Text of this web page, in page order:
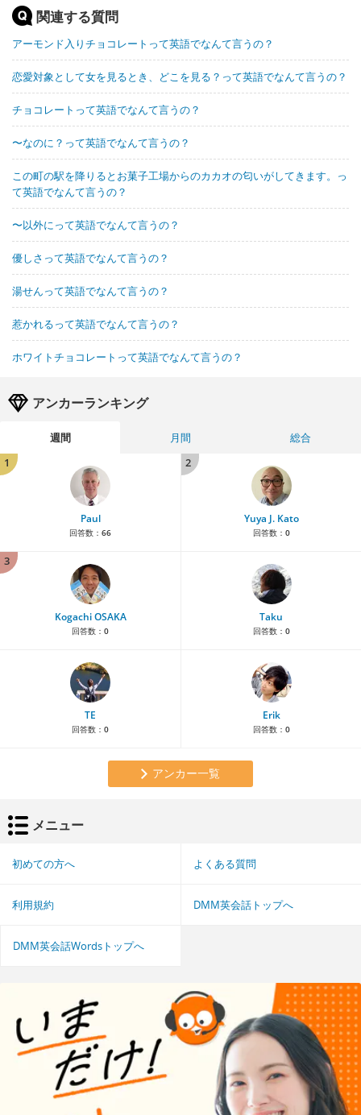
関連する質問
アーモンド入りチョコレートって英語でなんて言うの？
恋愛対象として女を見るとき、どこを見る？って英語でなんて言うの？
チョコレートって英語でなんて言うの？
〜なのに？って英語でなんて言うの？
この町の駅を降りるとお菓子工場からのカカオの匂いがしてきます。っ
て英語でなんて言うの？
〜以外にって英語でなんて言うの？
優しさって英語でなんて言うの？
湯せんって英語でなんて言うの？
惹かれるって英語でなんて言うの？
ホワイトチョコレートって英語でなんて言うの？
アンカーランキング
週間 月間
総合
1
Paul
回答数： 66
2
Yuya J. Kato
回答数： 0
3
Kogachi OSAKA
回答数： 0
Taku
回答数： 0
TE
回答数： 0
Erik
回答数： 0
アンカー一覧
メニュー
初めての方へ よくある質問
利用規約 DMM英会話トップへ
DMM英会話Wordsトップへ